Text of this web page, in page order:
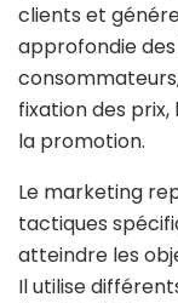
clients et
approfondie
fixation des
la promotion.
Le marketing
tactiques
atteindre les
Il utilise